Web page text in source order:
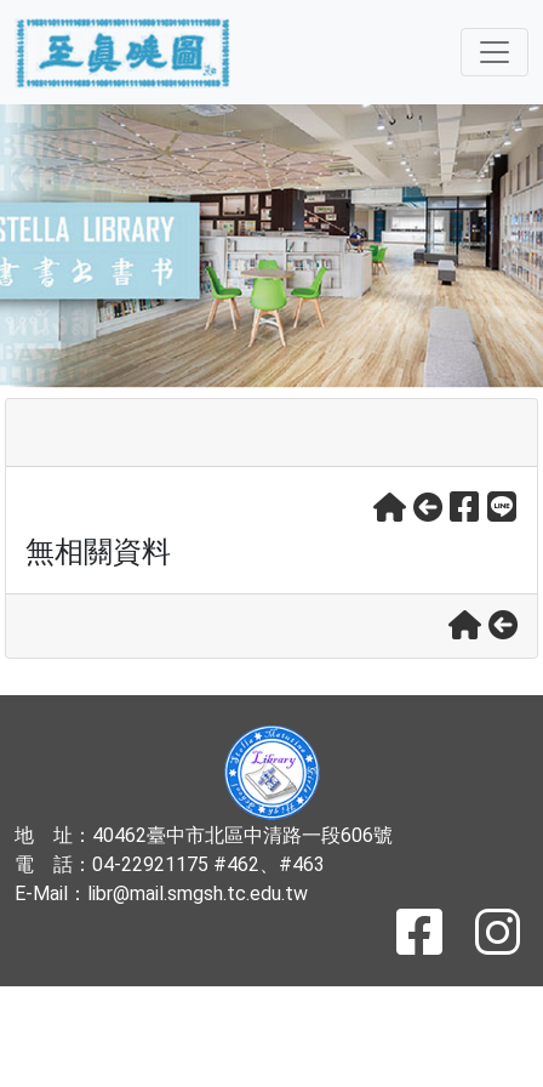
無相關資料
地 址：40462臺中市北區中清路一段606號
電 話：04-22921175 #462、#463
E-Mail：libr@mail.smgsh.tc.edu.tw